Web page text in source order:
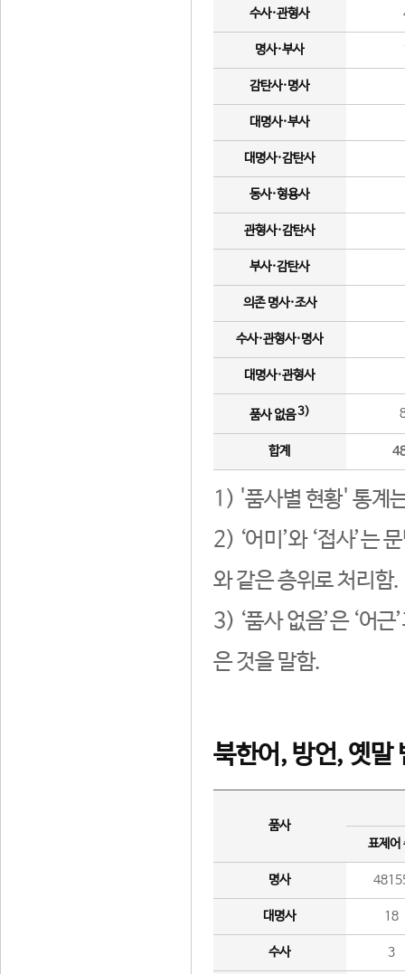
수사·관형사
명사·부사
감탄사·명사
대명사·부사
대명사·감탄사
동사·형용사
관형사·감탄사
부사·감탄사
의존 명사·조사
수사·관형사·명사
대명사·관형사
품사 없음3)
합계
1) '품사별 현황' 통계
2) ‘어미’와 ‘접사’는
와 같은 층위로 처리함.
3) ‘품사 없음’은 ‘어
은 것을 말함.
북한어, 방언, 옛말
품사
표제어
명사
대명사 18
수사 3